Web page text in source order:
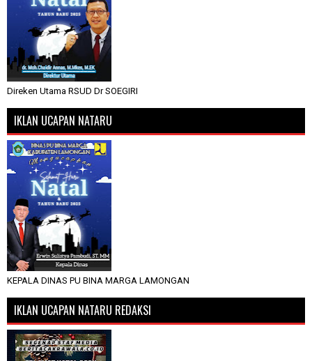
Direken Utama RSUD Dr SOEGIRI
IKLAN UCAPAN NATARU
KEPALA DINAS PU BINA MARGA LAMONGAN
IKLAN UCAPAN NATARU REDAKSI